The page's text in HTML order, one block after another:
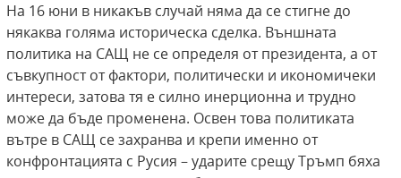
На 16 юни в никакъв случай няма да се стигне до
някаква голяма историческа сделка. Външната
политика на САЩ не се определя от президента, а от
съвкупност от фактори, политически и икономичеки
интереси, затова тя е силно инерционна и трудно
може да бъде променена. Освен това политиката
вътре в САЩ се захранва и крепи именно от
конфронтацията с Русия – ударите срещу Тръмп бяха